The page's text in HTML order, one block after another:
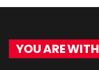
YOU ARE WITH